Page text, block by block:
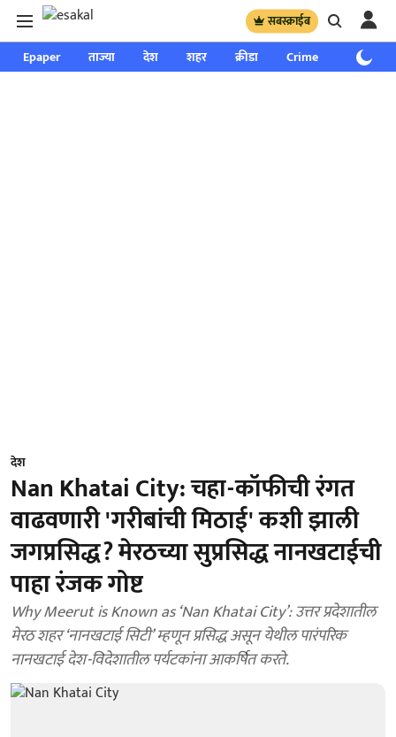
सबस्क्राईब
Epaper ताज्या देश शहर क्रीडा Crime साप्ताहिक
देश
Nan Khatai City: चहा-कॉफीची रंगत
वाढवणारी 'गरीबांची मिठाई' कशी झाली
जगप्रसिद्ध? मेरठच्या सुप्रसिद्ध नानखटाईची
पाहा रंजक गोष्ट
Why Meerut is Known as ‘Nan Khatai City’: उत्तर प्रदेशातील
मेरठ शहर ‘नानखटाई सिटी’ म्हणून प्रसिद्ध असून येथील पारंपरिक
नानखटाई देश-विदेशातील पर्यटकांना आकर्षित करते.